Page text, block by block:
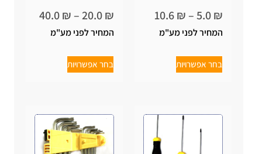
₪
–
₪
המחיר לפני מע"מ
בחר אפשרויות
₪
–
₪
המחיר לפני מע"מ
בחר אפשרויות